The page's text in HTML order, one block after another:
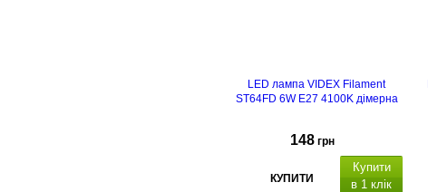
LED лампа VIDEX Filament
ST64FD 6W E27 4100K дімерна
148 грн
КУПИТИ
Купити
в 1 клік